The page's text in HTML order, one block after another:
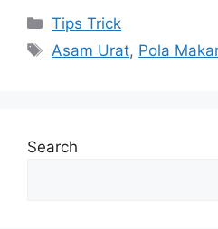
Categories
Tips Trick
Tags
Asam Urat, Pola
Search